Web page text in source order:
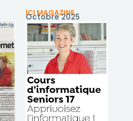
ICI MAGAZINE
Octobre 2025